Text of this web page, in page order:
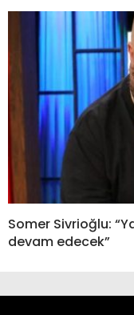
Somer Sivrioğlu:
devam edecek”